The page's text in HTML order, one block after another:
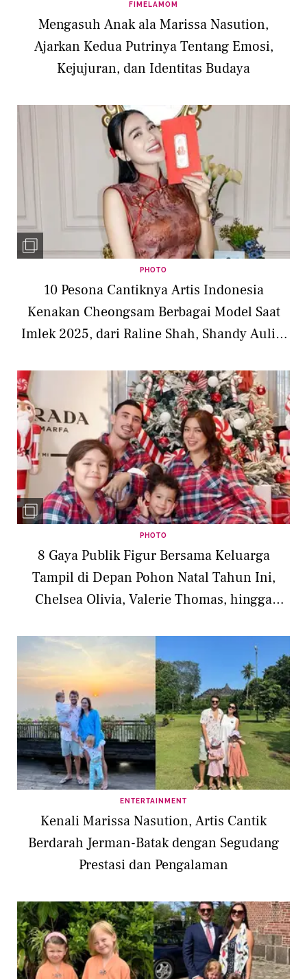
FIMELAMOM
Mengasuh Anak ala Marissa Nasution,
Ajarkan Kedua Putrinya Tentang Emosi,
Kejujuran, dan Identitas Budaya
PHOTO
10 Pesona Cantiknya Artis Indonesia
Kenakan Cheongsam Berbagai Model Saat
Imlek 2025, dari Raline Shah, Shandy Aulia,
PHOTO
8 Gaya Publik Figur Bersama Keluarga
Tampil di Depan Pohon Natal Tahun Ini,
Chelsea Olivia, Valerie Thomas, hingga
ENTERTAINMENT
Kenali Marissa Nasution, Artis Cantik
Berdarah Jerman-Batak dengan Segudang
Prestasi dan Pengalaman